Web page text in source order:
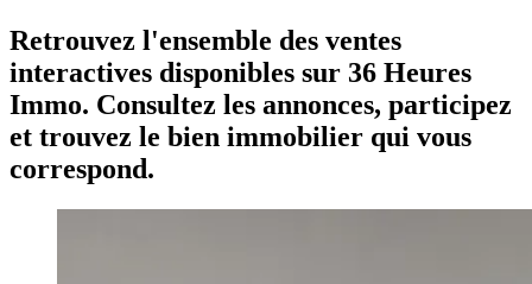
Retrouvez l'ensemble des ventes
interactives disponibles sur 36 Heures
Immo. Consultez les annonces, participez
et trouvez le bien immobilier qui vous
correspond.